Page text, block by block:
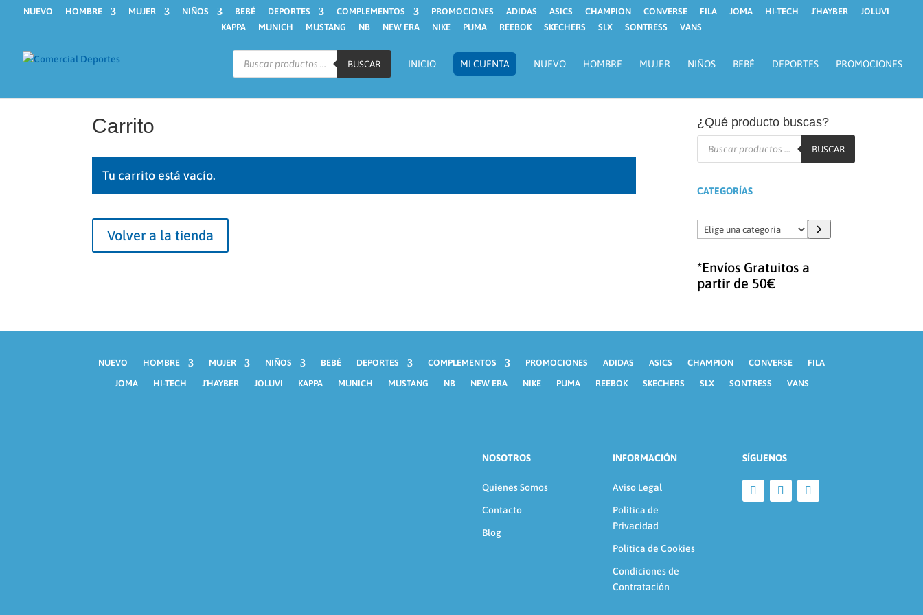
NUEVO HOMBRE MUJER NIÑOS BEBÉ DEPORTES COMPLEMENTOS PROMOCIONES ADIDAS ASICS CHAMPION CONVERSE FILA JOMA HI-TECH J´HAYBER
JOLUVI
KAPPA
MUNICH MUSTANG NB NEW ERA NIKE PUMA REEBOK SKECHERS SLX SONTRESS VANS
Búsqueda
BUSCAR INICIO MI CUENTA NUEVO HOMBRE MUJER NIÑOS BEBÉ DEPORTES PROMOCIONES
Carrito
Tu carrito está vacío.
Volver a la tienda
¿Qué producto buscas?
Búsqueda
BUSCAR
CATEGORÍAS
Elige
una
*Envíos Gratuitos a
partir de 50€
NUEVO HOMBRE MUJER NIÑOS BEBÉ DEPORTES COMPLEMENTOS PROMOCIONES ADIDAS ASICS CHAMPION CONVERSE
FILA
JOMA
HI-TECH J´HAYBER JOLUVI KAPPA MUNICH MUSTANG NB NEW ERA NIKE PUMA REEBOK SKECHERS SLX SONTRESS VANS
NOSOTROS
Quienes Somos
Contacto
Blog
INFORMACIÓN
Aviso Legal
Política de
Privacidad
Política de Cookies
Condiciones de
Contratación
SÍGUENOS